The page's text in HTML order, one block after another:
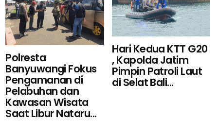
Polresta
Banyuwangi Fokus
Pengamanan di
Pelabuhan dan
Kawasan Wisata
Saat Libur Nataru...
Hari Kedua KTT G20
, Kapolda Jatim
Pimpin Patroli Laut
di Selat Bali...